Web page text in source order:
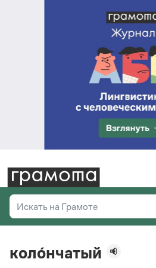
Искать на Грамоте
Справочная служба
коло́нчатый